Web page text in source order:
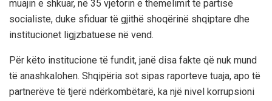
muajin e shkuar, në 35 vjetorin e themelimit të partisë
socialiste, duke sfiduar të gjithë shoqërinë shqiptare dhe
institucionet ligjzbatuese në vend.
Për këto institucione të fundit, janë disa fakte që nuk mund
të anashkalohen. Shqipëria sot sipas raporteve tuaja, apo të
partnerëve të tjerë ndërkombëtarë, ka një nivel korrupsioni